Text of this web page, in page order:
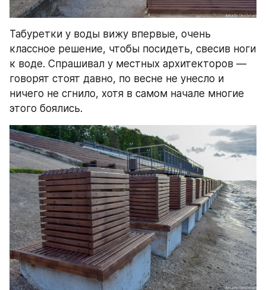
Табуретки у воды вижу впервые, очень
классное решение, чтобы посидеть, свесив ноги
к воде. Спрашивал у местных архитекторов —
говорят стоят давно, по весне не унесло и
ничего не сгнило, хотя в самом начале многие
этого боялись.